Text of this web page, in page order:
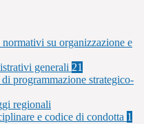
su organizzazione e
generali 21
programmazione strategico-
regionali
e codice di condotta 1